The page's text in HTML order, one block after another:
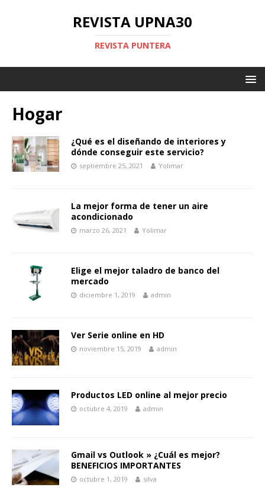
REVISTA UPNA30
REVISTA PUNTERA
Hogar
¿Qué es el diseñando de interiores y
dónde conseguir este servicio?
septiembre 25, 2021 Yolimar
La mejor forma de tener un aire
acondicionado
marzo 26, 2021 Yolimar
Elige el mejor taladro de banco del
mercado
diciembre 1, 2019 admin
Ver Serie online en HD
noviembre 15, 2019 admin
Productos LED online al mejor precio
octubre 4, 2019 admin
Gmail vs Outlook » ¿Cuál es mejor?
BENEFICIOS IMPORTANTES
octubre 1, 2019 silva